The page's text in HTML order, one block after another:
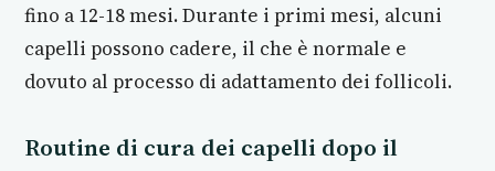
fino a 12-18 mesi. Durante i primi mesi, alcuni
capelli possono cadere, il che è normale e
dovuto al processo di adattamento dei follicoli.
Routine di cura dei capelli dopo il